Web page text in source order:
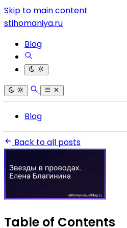
Skip to main content
stihomaniya.ru
Blog
Blog
Back to all posts
Table of Contents